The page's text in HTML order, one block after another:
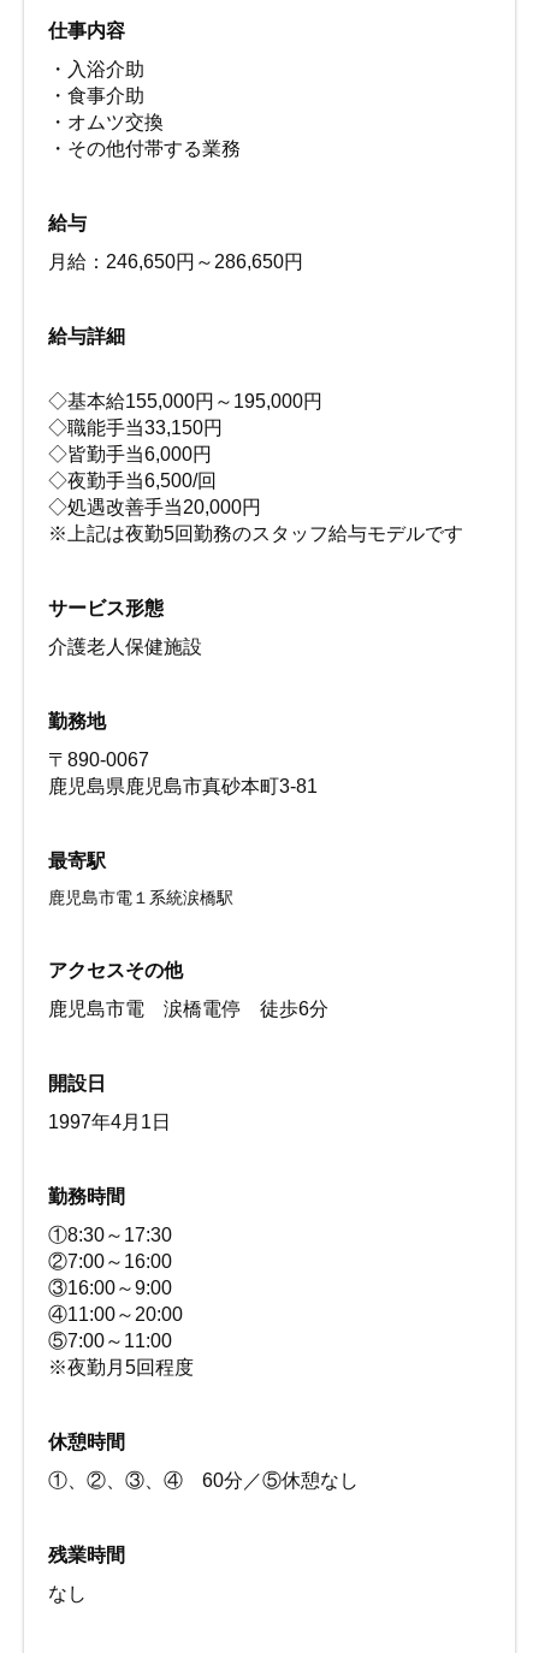
仕事内容
・入浴介助
・食事介助
・オムツ交換
・その他付帯する業務
給与
月給：246,650円～286,650円
給与詳細
◇基本給155,000円～195,000円
◇職能手当33,150円
◇皆勤手当6,000円
◇夜勤手当6,500/回
◇処遇改善手当20,000円
※上記は夜勤5回勤務のスタッフ給与モデルです
サービス形態
介護老人保健施設
勤務地
〒890-0067
鹿児島県鹿児島市真砂本町3-81
最寄駅
鹿児島市電１系統涙橋駅
アクセスその他
鹿児島市電 涙橋電停 徒歩6分
開設日
1997年4月1日
勤務時間
①8:30～17:30
②7:00～16:00
③16:00～9:00
④11:00～20:00
⑤7:00～11:00
※夜勤月5回程度
休憩時間
①、②、③、④ 60分／⑤休憩なし
残業時間
なし